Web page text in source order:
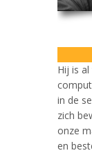
Hij is
in de
zich
onze
en